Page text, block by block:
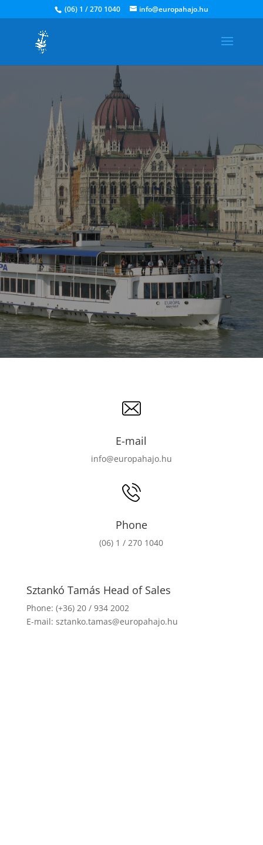
(06) 1 / 270 1040 info@europahajo.hu
E-mail
info@europahajo.hu
Phone
(06) 1 / 270 1040
Sztankó Tamás Head of Sales
Phone: (+36) 20 / 934 2002
E-mail: sztanko.tamas@europahajo.hu